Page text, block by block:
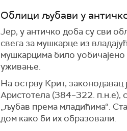
Облици љубави у
Jер, у античко доба су сви
свега за мушкарце из
мушкарцима било уобичајено
уживање.
На острву Крит,
Аристотела (384–322. п.н.е),
„љубав према младићима“.
дом како би их образовали.